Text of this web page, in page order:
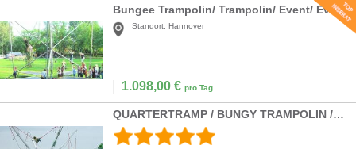
Bungee Trampolin/ Trampolin/ Event/ Eventmodule/ Messe/ Party/
Standort: Hannover
1.098,00 € pro Tag
QUARTERTRAMP / BUNGY TRAMPOLIN / QUADRO JUMP / BUNGEE TRAMPOLIN